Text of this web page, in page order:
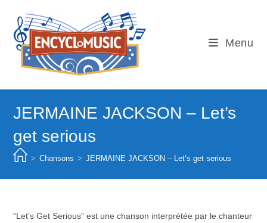
content
Menu
JERMAINE JACKSON – Let’s
get serious
> Chansons > JERMAINE JACKSON – Let’s get serious
“Let’s Get Serious” est une chanson interprétée par le chanteur